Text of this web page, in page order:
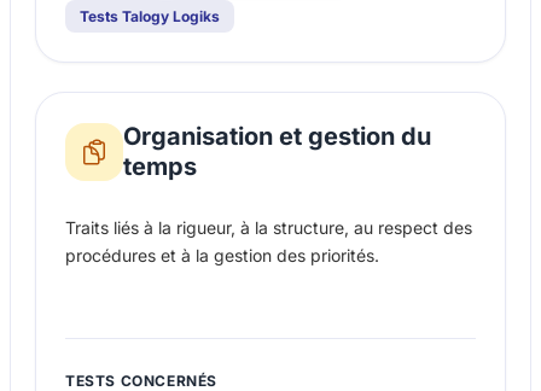
Tests Talogy Logiks
Organisation et gestion du
temps
Traits liés à la rigueur, à la structure, au respect des
procédures et à la gestion des priorités.
TESTS CONCERNÉS